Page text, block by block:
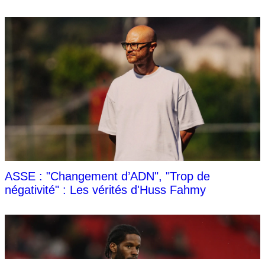
ASSE : "Changement d’ADN", "Trop de
négativité" : Les vérités d'Huss Fahmy